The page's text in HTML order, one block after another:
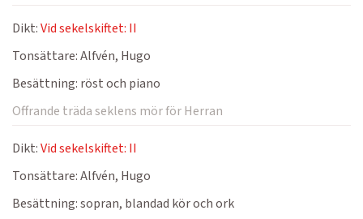
Dikt:Vid sekelskiftet: II
Tonsättare:Alfvén, Hugo
Besättning: röst och piano
Offrande träda seklens mör för Herran
Dikt:Vid sekelskiftet: II
Tonsättare:Alfvén, Hugo
Besättning:sopran, blandad kör och ork